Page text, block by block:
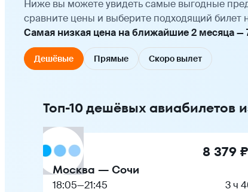
Ниже вы можете увидеть самые выгодные
сравните цены и выберите подходящий билет
Самая низкая цена на ближайшие 2 месяца —
Дешёвые Прямые Скоро вылет
Топ-10 дешёвых авиабилетов
8 379 ₽
Москва — Сочи
18:05—21:45 3 ч